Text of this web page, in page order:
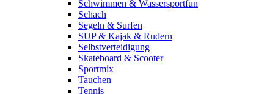
Schwimmen & Wassersportfun
Schach
Segeln & Surfen
SUP & Kajak & Rudern
Selbstverteidigung
Skateboard & Scooter
Sportmix
Tauchen
Tennis